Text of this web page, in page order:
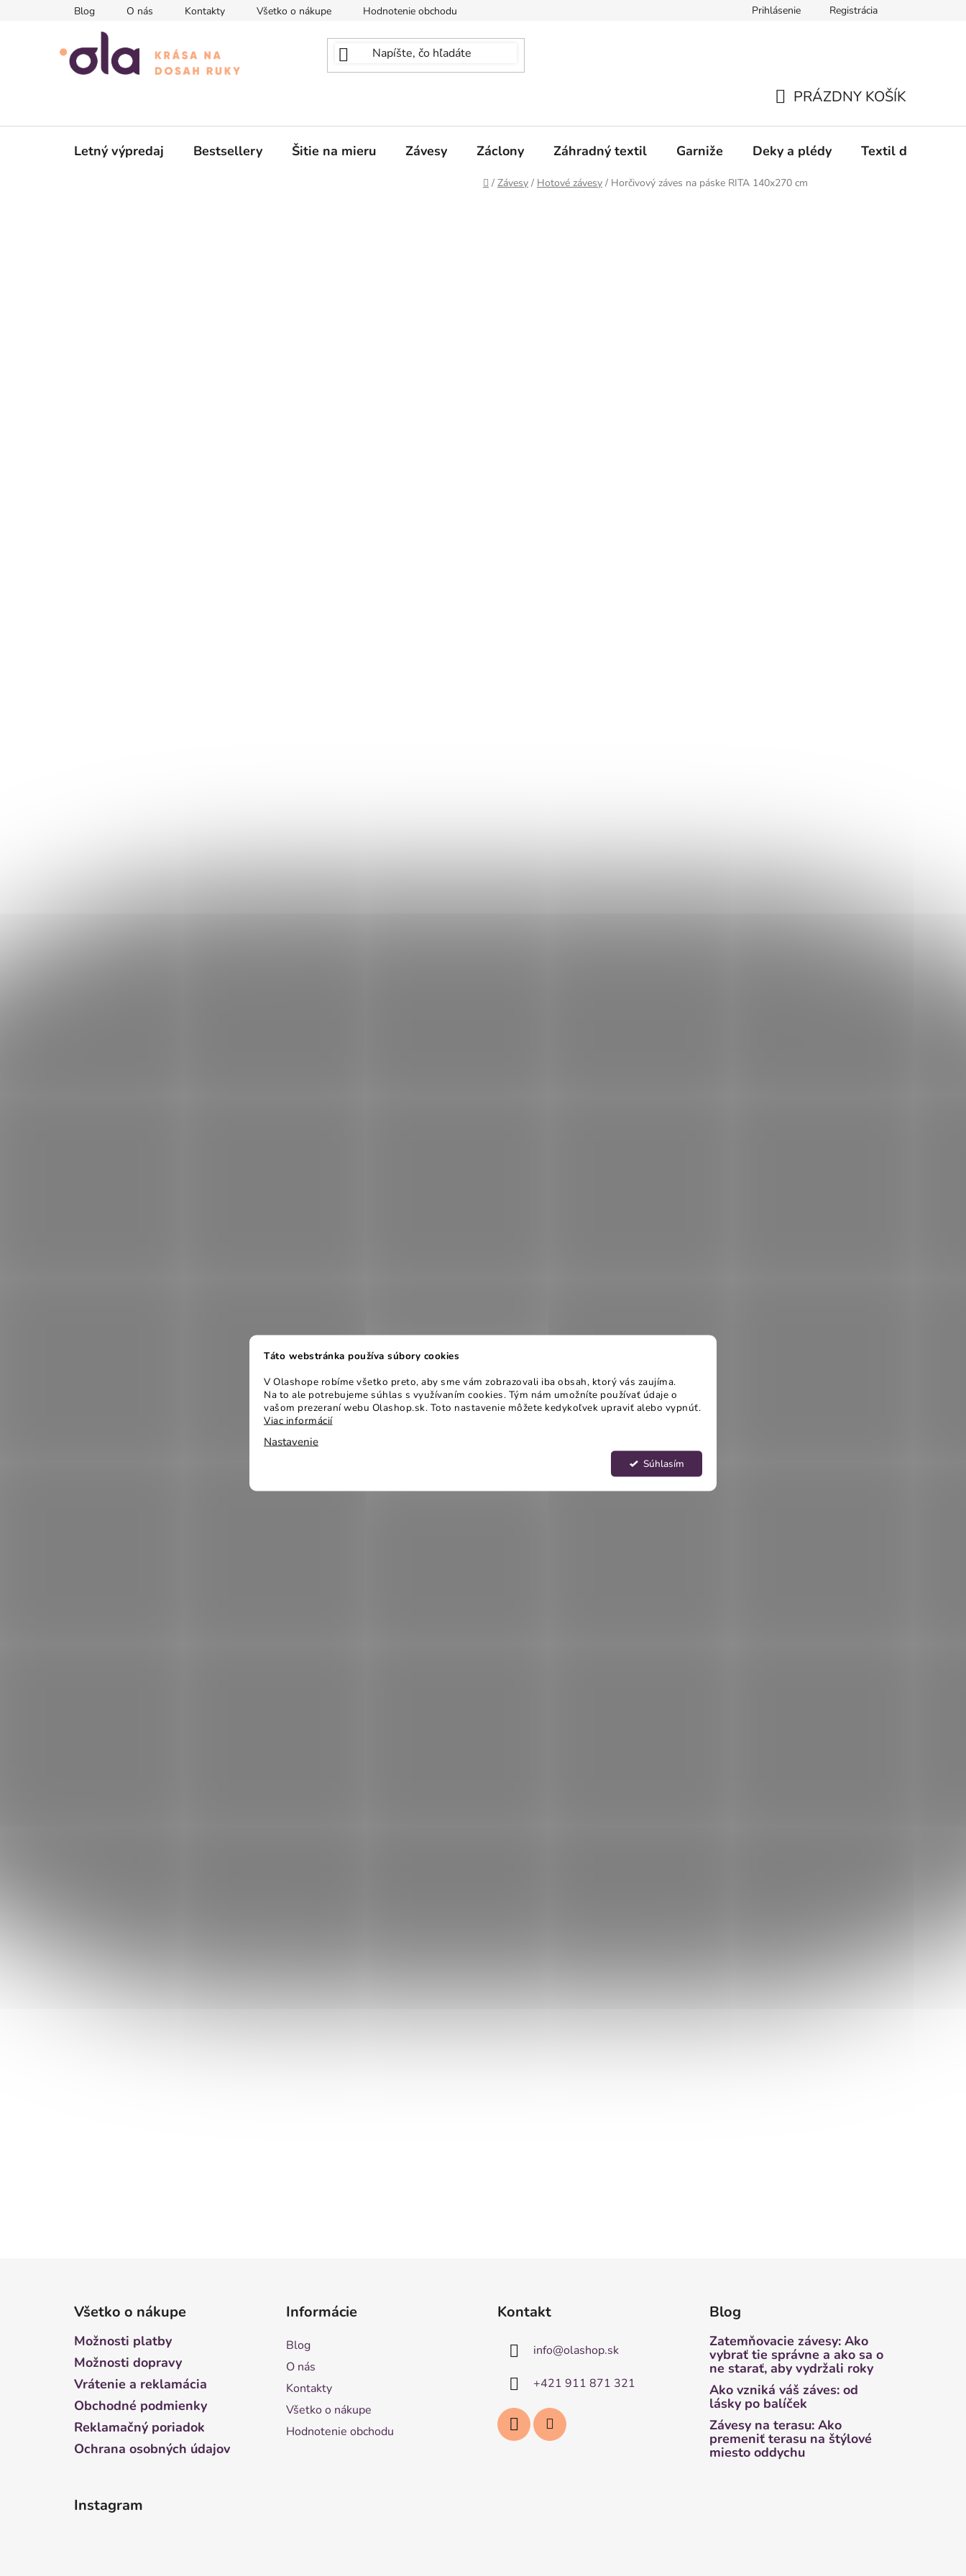
Táto webstránka používa súbory cookies
V Olashope robíme všetko preto, aby sme vám zobrazovali iba obsah, ktorý vás zaujíma.
Na to ale potrebujeme súhlas s využívaním cookies. Tým nám umožníte používať údaje o
vašom prezeraní webu Olashop.sk. Toto nastavenie môžete kedykoľvek upraviť alebo vypnúť.
Viac informácií
Nastavenie
Súhlasím
Blog O nás Kontakty Všetko o nákupe Hodnotenie obchodu Prihlásenie Registrácia
KOŠÍK
PRÁZDNY KOŠÍK
Letný výpredaj Bestsellery Šitie na mieru Závesy Záclony Záhradný textil Garniže Deky a plédy Textil do spálne
Domov
/ Závesy / Hotové závesy / Horčivový záves na páske RITA 140x270 cm
Všetko o nákupe
Možnosti platby
Možnosti dopravy
Vrátenie a reklamácia
Obchodné podmienky
Reklamačný poriadok
Ochrana osobných údajov
Informácie
Blog
O nás
Kontakty
Všetko o nákupe
Hodnotenie obchodu
Kontakt
info@olashop.sk
+421 911 871 321
Blog
Zatemňovacie závesy: Ako
vybrať tie správne a ako sa o
ne starať, aby vydržali roky
Ako vzniká váš záves: od
lásky po balíček
Závesy na terasu: Ako
premeniť terasu na štýlové
miesto oddychu
Instagram